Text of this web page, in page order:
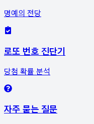
명예의 전당
로또 번호 진단기
당첨 확률 분석
자주 묻는 질문